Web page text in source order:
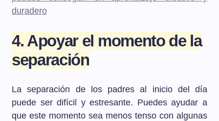
duradero
4. Apoyar el momento de la
separación
La separación de los padres al inicio del día
puede ser difícil y estresante. Puedes ayudar a
que este momento sea menos tenso con algunas